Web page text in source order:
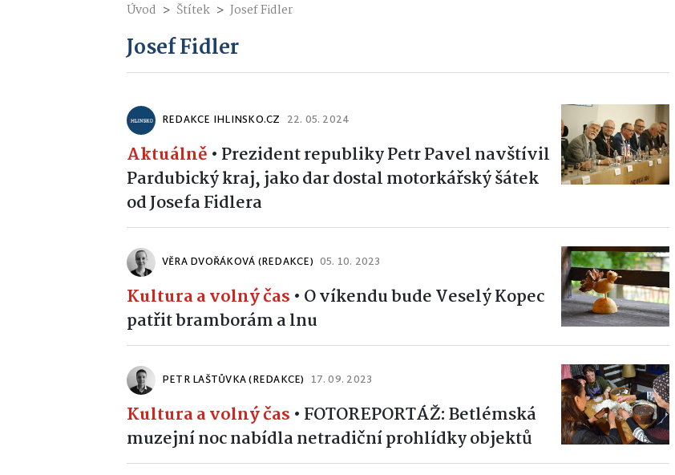
Úvod Štítek Josef Fidler
Josef Fidler
REDAKCE IHLINSKO.CZ 22. 05. 2024
Aktuálně • Prezident republiky Petr Pavel navštívil
Pardubický kraj, jako dar dostal motorkářský šátek
od Josefa Fidlera
VĚRA DVOŘÁKOVÁ (REDAKCE) 05. 10. 2023
Kultura a volný čas • O víkendu bude Veselý Kopec
patřit bramborám a lnu
PETR LAŠTŮVKA (REDAKCE) 17. 09. 2023
Kultura a volný čas • FOTOREPORTÁŽ: Betlémská
muzejní noc nabídla netradiční prohlídky objektů